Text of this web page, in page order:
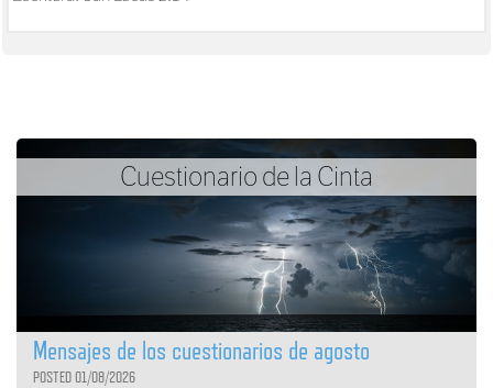
Cuestionario de la Cinta
Mensajes de los cuestionarios de agosto
POSTED 01/08/2026